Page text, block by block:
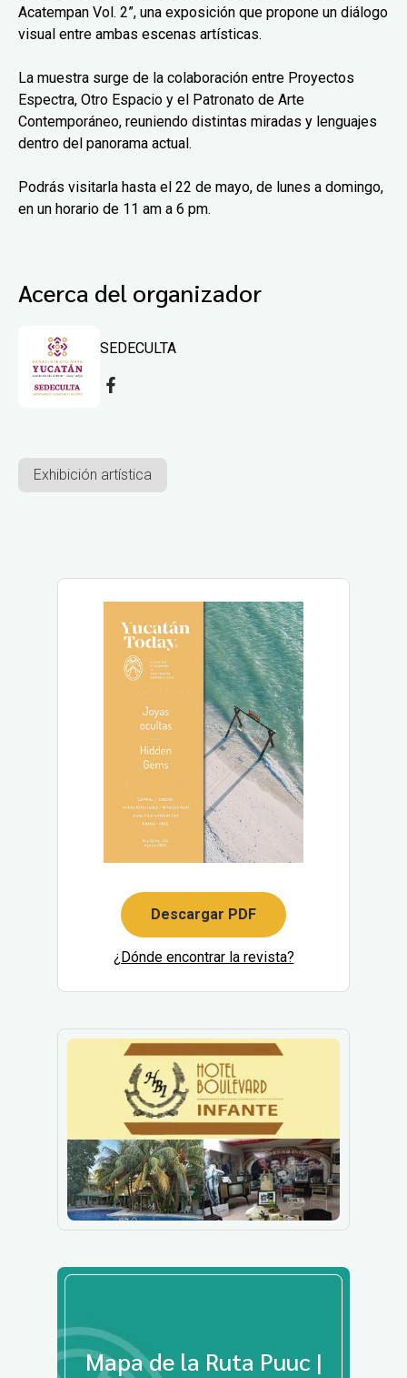
Acatempan Vol. 2”, una exposición que propone un diálogo
visual entre ambas escenas artísticas.
La muestra surge de la colaboración entre Proyectos
Espectra, Otro Espacio y el Patronato de Arte
Contemporáneo, reuniendo distintas miradas y lenguajes
dentro del panorama actual.
Podrás visitarla hasta el 22 de mayo, de lunes a domingo,
en un horario de 11 am a 6 pm.
Acerca del organizador
SEDECULTA
Exhibición artística
Descargar PDF
¿Dónde encontrar la revista?
Mapa de la Ruta Puuc |